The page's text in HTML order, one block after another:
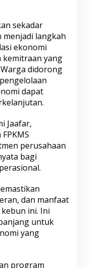
sekadar
menjadi langkah
ekonomi
kemitraan yang
didorong
dapat
Jaafar,
perusahaan
bagi
dan manfaat
ini. Ini
untuk
yang
program